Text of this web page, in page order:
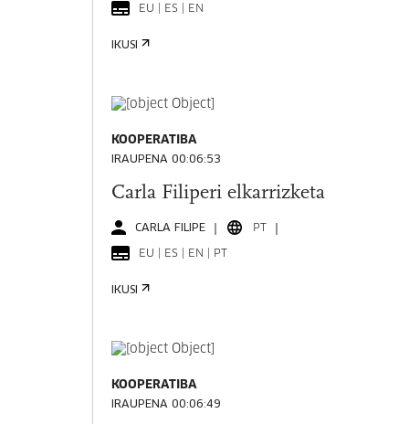
EU | ES | EN
IKUSI
KOOPERATIBA
IRAUPENA 00:06:53
Carla Filiperi elkarrizketa
CARLA FILIPE PT
EU | ES | EN | PT
IKUSI
KOOPERATIBA
IRAUPENA 00:06:49